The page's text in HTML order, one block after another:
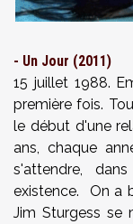
- Un Jour (2011)
15 juillet 1988.
première fois.
le début d'une
ans, chaque
s'attendre,
existence. On a
Jim Sturgess se